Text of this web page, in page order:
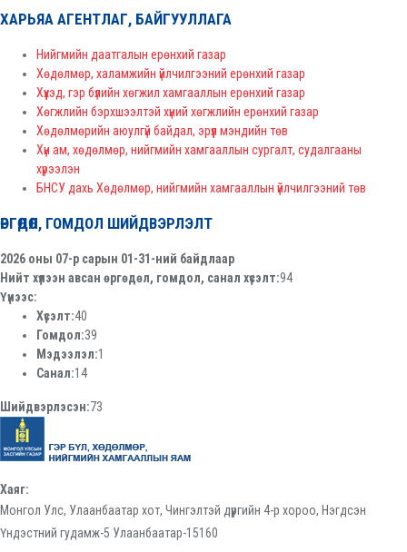
ХАРЬЯА АГЕНТЛАГ, БАЙГУУЛЛАГА
Нийгмийн даатгалын ерөнхий газар
Хөдөлмөр, халамжийн үйлчилгээний ерөнхий газар
Хүүхэд, гэр бүлийн хөгжил хамгааллын ерөнхий газар
Хөгжлийн бэрхшээлтэй хүний хөгжлийн ерөнхий газар
Хөдөлмөрийн аюулгүй байдал, эрүүл мэндийн төв
Хүн ам, хөдөлмөр, нийгмийн хамгааллын сургалт, судалгааны
хүрээлэн
БНСУ дахь Хөдөлмөр, нийгмийн хамгааллын үйлчилгээний төв
ӨРГӨДӨЛ, ГОМДОЛ ШИЙДВЭРЛЭЛТ
2026 оны 07-р сарын 01-31-ний байдлаар
Нийт хүлээн авсан өргөдөл, гомдол, санал хүсэлт:94
Үүнээс:
Хүсэлт:40
Гомдол:39
Мэдээлэл:1
Санал:14
Шийдвэрлэсэн:73
Хаяг:
Монгол Улс, Улаанбаатар хот, Чингэлтэй дүүргийн 4-р хороо, Нэгдсэн
Үндэстний гудамж-5 Улаанбаатар-15160